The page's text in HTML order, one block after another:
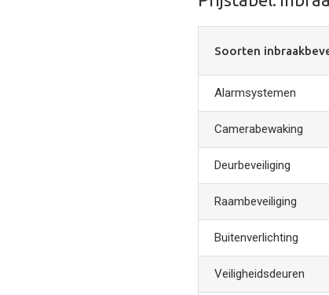
Soorten
Alarmsystemen
Camerabewaking
Deurbeveiliging
Raambeveiliging
Buitenverlichting
Veiligheidsdeuren